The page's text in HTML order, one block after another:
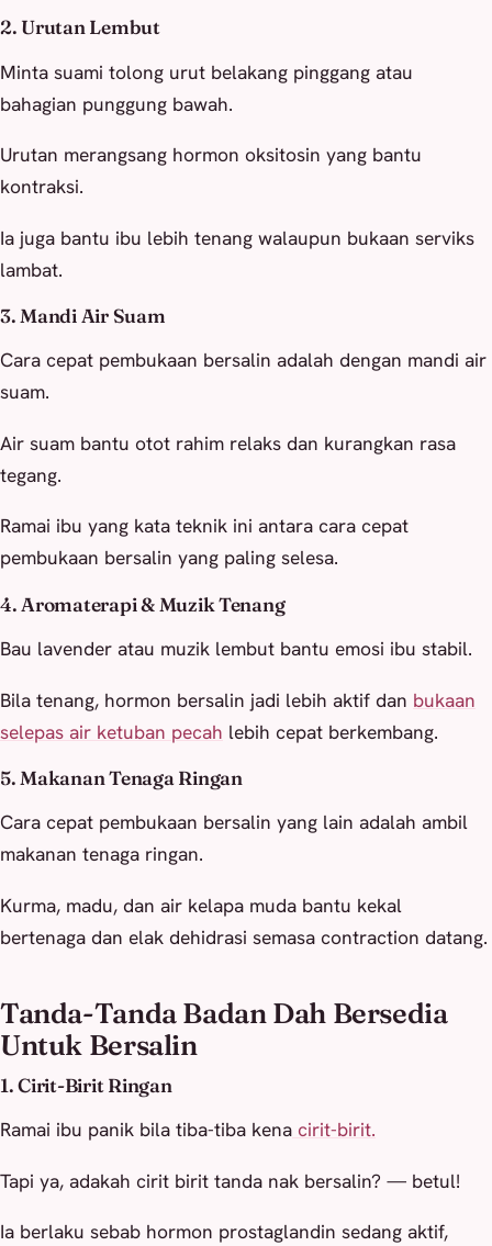
2. Urutan Lembut
Minta suami tolong urut belakang pinggang atau
bahagian punggung bawah.
Urutan merangsang hormon oksitosin yang bantu
kontraksi.
Ia juga bantu ibu lebih tenang walaupun bukaan serviks
lambat.
3. Mandi Air Suam
Cara cepat pembukaan bersalin adalah dengan mandi air
suam.
Air suam bantu otot rahim relaks dan kurangkan rasa
tegang.
Ramai ibu yang kata teknik ini antara cara cepat
pembukaan bersalin yang paling selesa.
4. Aromaterapi & Muzik Tenang
Bau lavender atau muzik lembut bantu emosi ibu stabil.
Bila tenang, hormon bersalin jadi lebih aktif dan bukaan
selepas air ketuban pecah lebih cepat berkembang.
5. Makanan Tenaga Ringan
Cara cepat pembukaan bersalin yang lain adalah ambil
makanan tenaga ringan.
Kurma, madu, dan air kelapa muda bantu kekal
bertenaga dan elak dehidrasi semasa contraction datang.
Tanda-Tanda Badan Dah Bersedia
Untuk Bersalin
1. Cirit-Birit Ringan
Ramai ibu panik bila tiba-tiba kena cirit-birit.
Tapi ya, adakah cirit birit tanda nak bersalin? — betul!
Ia berlaku sebab hormon prostaglandin sedang aktif,